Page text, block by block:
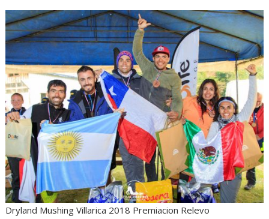
Dryland Mushing Villarica 2018 Premiacion Relevo